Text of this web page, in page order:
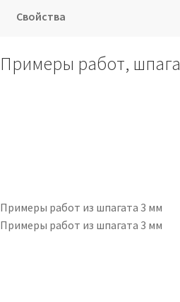
Свойства
Примеры работ,
Примеры работ из шпагата 3 мм
Примеры работ из шпагата 3 мм